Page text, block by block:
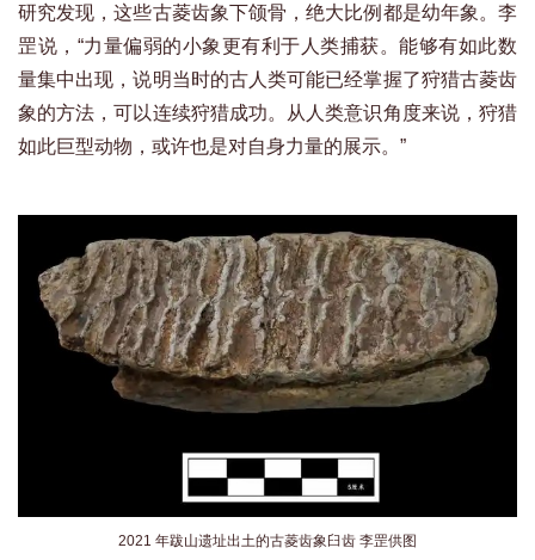
研究发现，这些古菱齿象下颌骨，绝大比例都是幼年象。李
罡说，“力量偏弱的小象更有利于人类捕获。能够有如此数
量集中出现，说明当时的古人类可能已经掌握了狩猎古菱齿
象的方法，可以连续狩猎成功。从人类意识角度来说，狩猎
如此巨型动物，或许也是对自身力量的展示。”
2021 年跋山遗址出土的古菱齿象臼齿 李罡供图